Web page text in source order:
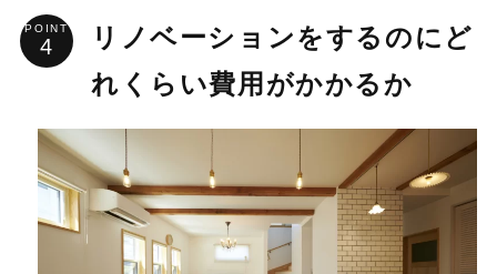
POINT
リノベーションをするのにど
れくらい費用がかかるか